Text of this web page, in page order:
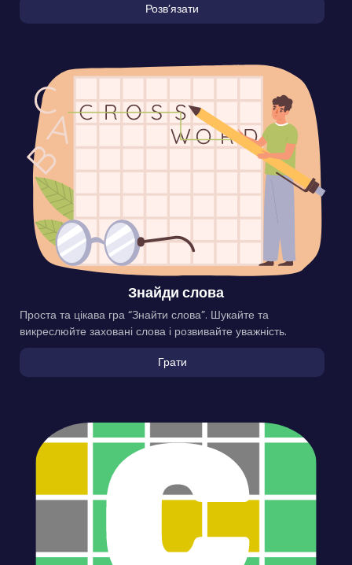
Розвʼязати
Знайди слова
Проста та цікава гра “Знайти слова”. Шукайте та
викреслюйте заховані слова і розвивайте уважність.
Грати